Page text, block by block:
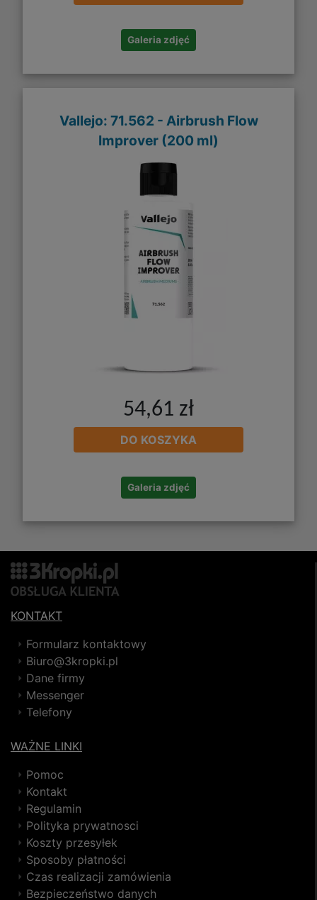
Galeria zdjęć
Vallejo: 71.562 - Airbrush Flow
Improver (200 ml)
54,61 zł
DO KOSZYKA
Galeria zdjęć
KONTAKT
Formularz kontaktowy
Biuro@3kropki.pl
Dane firmy
Messenger
Telefony
WAŻNE LINKI
Pomoc
Kontakt
Regulamin
Polityka prywatnosci
Koszty przesyłek
Sposoby płatności
Czas realizacji zamówienia
Bezpieczeństwo danych